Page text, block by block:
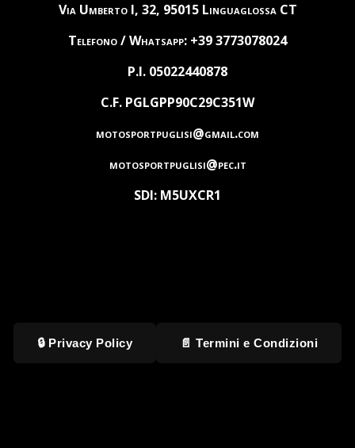
Via Umberto I, 32, 95015 Linguaglossa CT
Telefono / Whatsapp: +39 3773078024
P.I. 05022440878
C.F. PGLGPP90C29C351W
motosportpuglisi@gmail.com
motosportpuglisi@pec.it
SDI: M5UXCR1
🔒 Privacy Policy 📄 Termini e Condizioni